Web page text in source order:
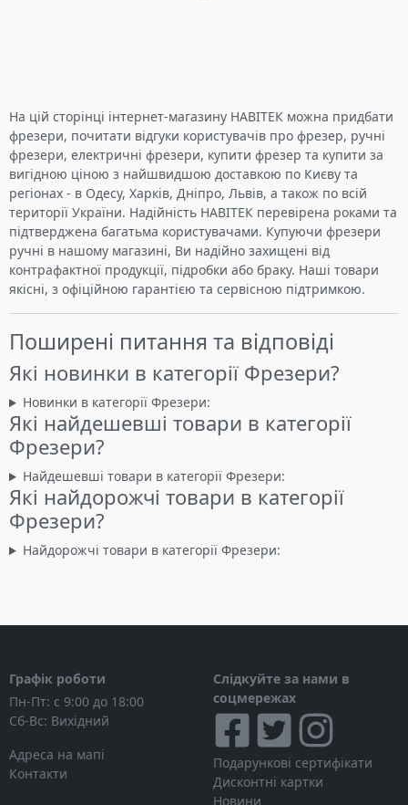
На цій сторінці інтернет-магазину НАВІТЕК можна придбати
фрезери, почитати відгуки користувачів про фрезер, ручні
фрезери, електричні фрезери, купити фрезер та купити за
вигідною ціною з найшвидшою доставкою по Києву та
регіонах - в Одесу, Харків, Дніпро, Львів, а також по всій
території України. Надійність НАВІТЕК перевірена роками та
підтверджена багатьма користувачами. Купуючи фрезери
ручні в нашому магазині, Ви надійно захищені від
контрафактної продукції, підробки або браку. Наші товари
якісні, з офіційною гарантією та сервісною підтримкою.
Поширені питання та відповіді
Які новинки в категорії Фрезери?
Новинки в категорії Фрезери:
Які найдешевші товари в категорії
Фрезери?
Найдешевші товари в категорії Фрезери:
Які найдорожчі товари в категорії
Фрезери?
Найдорожчі товари в категорії Фрезери:
Графік роботи
Пн-Пт: с 9:00 до 18:00
Сб-Вс: Вихідний
Адреса на мапі
Контакти
Слідкуйте за нами в
соцмережах
Подарункові сертифікати
Дисконтні картки
Новини